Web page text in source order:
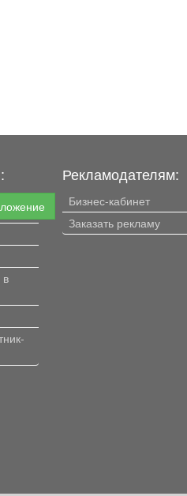
Рекламодателям:
Бизнес-кабинет
Заказать рекламу